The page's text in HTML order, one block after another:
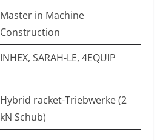
Master in Machine
Construction
INHEX, SARAH-LE, 4EQUIP
Hybrid racket-Triebwerke (2
kN Schub)